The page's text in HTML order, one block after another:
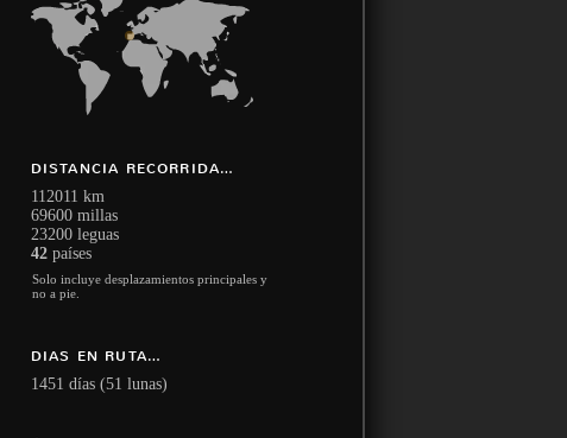
DISTANCIA RECORRIDA…
112011 km
69600 millas
23200 leguas
42países
Solo incluye desplazamientos principales y
no a pie.
DIAS EN RUTA…
1451 días (51 lunas)